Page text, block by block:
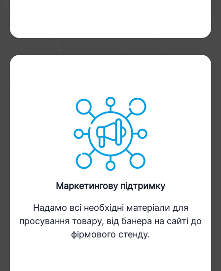
Маркетингову підтримку
Надамо всі необхідні матеріали для
просування товару, від банера на сайті до
фірмового стенду.